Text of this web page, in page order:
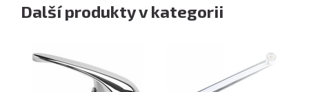
Další produkty v kategorii